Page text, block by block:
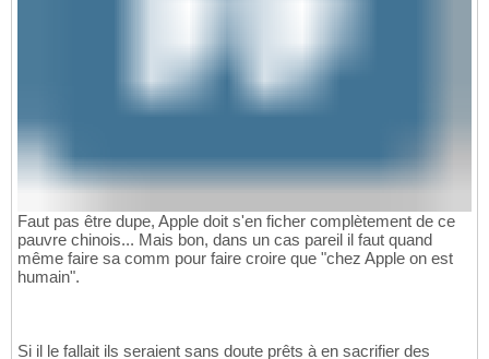
Faut pas être dupe, Apple doit s'en ficher complètement de ce
pauvre chinois... Mais bon, dans un cas pareil il faut quand
même faire sa comm pour faire croire que "chez Apple on est
humain".
Si il le fallait ils seraient sans doute prêts à en sacrifier des